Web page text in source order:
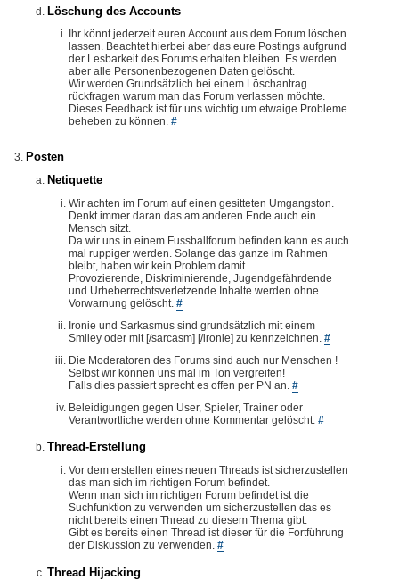
Löschung des Accounts
Ihr könnt jederzeit euren Account aus dem Forum löschen
lassen. Beachtet hierbei aber das eure Postings aufgrund
der Lesbarkeit des Forums erhalten bleiben. Es werden
aber alle Personenbezogenen Daten gelöscht.
Wir werden Grundsätzlich bei einem Löschantrag
rückfragen warum man das Forum verlassen möchte.
Dieses Feedback ist für uns wichtig um etwaige Probleme
beheben zu können. #
Posten
Netiquette
Wir achten im Forum auf einen gesitteten Umgangston.
Denkt immer daran das am anderen Ende auch ein
Mensch sitzt.
Da wir uns in einem Fussballforum befinden kann es auch
mal ruppiger werden. Solange das ganze im Rahmen
bleibt, haben wir kein Problem damit.
Provozierende, Diskriminierende, Jugendgefährdende
und Urheberrechtsverletzende Inhalte werden ohne
Vorwarnung gelöscht. #
Ironie und Sarkasmus sind grundsätzlich mit einem
Smiley oder mit [/sarcasm] [/ironie] zu kennzeichnen. #
Die Moderatoren des Forums sind auch nur Menschen !
Selbst wir können uns mal im Ton vergreifen!
Falls dies passiert sprecht es offen per PN an. #
Beleidigungen gegen User, Spieler, Trainer oder
Verantwortliche werden ohne Kommentar gelöscht. #
Thread-Erstellung
Vor dem erstellen eines neuen Threads ist sicherzustellen
das man sich im richtigen Forum befindet.
Wenn man sich im richtigen Forum befindet ist die
Suchfunktion zu verwenden um sicherzustellen das es
nicht bereits einen Thread zu diesem Thema gibt.
Gibt es bereits einen Thread ist dieser für die Fortführung
der Diskussion zu verwenden. #
Thread Hijacking